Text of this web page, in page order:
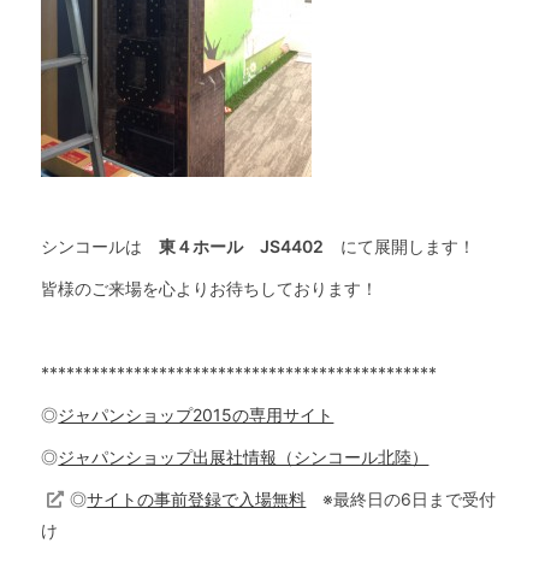
シンコールは 東４ホールJS4402 にて展開します！
皆様のご来場を心よりお待ちしております！
***********************************************
◎ジャパンショップ2015の専用サイト
◎ジャパンショップ出展社情報（シンコール北陸）
◎サイトの事前登録で入場無料 ※最終日の6日まで受付
け